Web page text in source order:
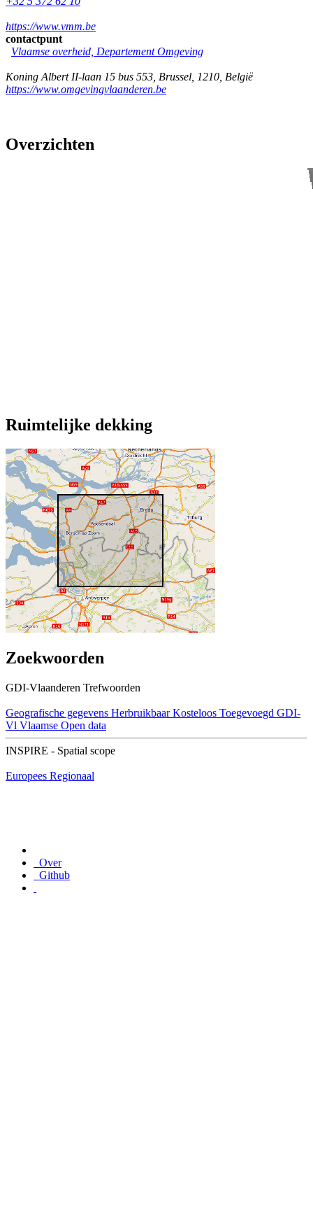
https://www.vmm.be
contactpunt
Vlaamse overheid, Departement Omgeving
Koning Albert II-laan 15 bus 553 Brussel 1210 België
https://www.omgevingvlaanderen.be
Overzichten
Ruimtelijke dekking
Zoekwoorden
GDI-Vlaanderen Trefwoorden
Geografische gegevens Herbruikbaar Kosteloos Toegevoegd GDI-
Vl Vlaamse Open data
INSPIRE - Spatial scope
Europees Regionaal
Over
Github